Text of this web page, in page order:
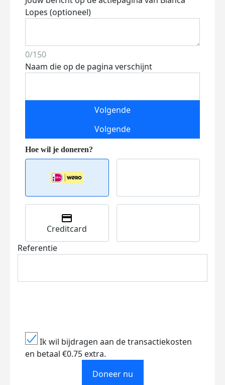
Lopes (optioneel)
0/150
Naam die op de pagina verschijnt
Volgende
Volgende
Creditcard
Referentie
Ik wil bijdragen aan de transactiekosten
en betaal €0.75 extra.
Doneer nu